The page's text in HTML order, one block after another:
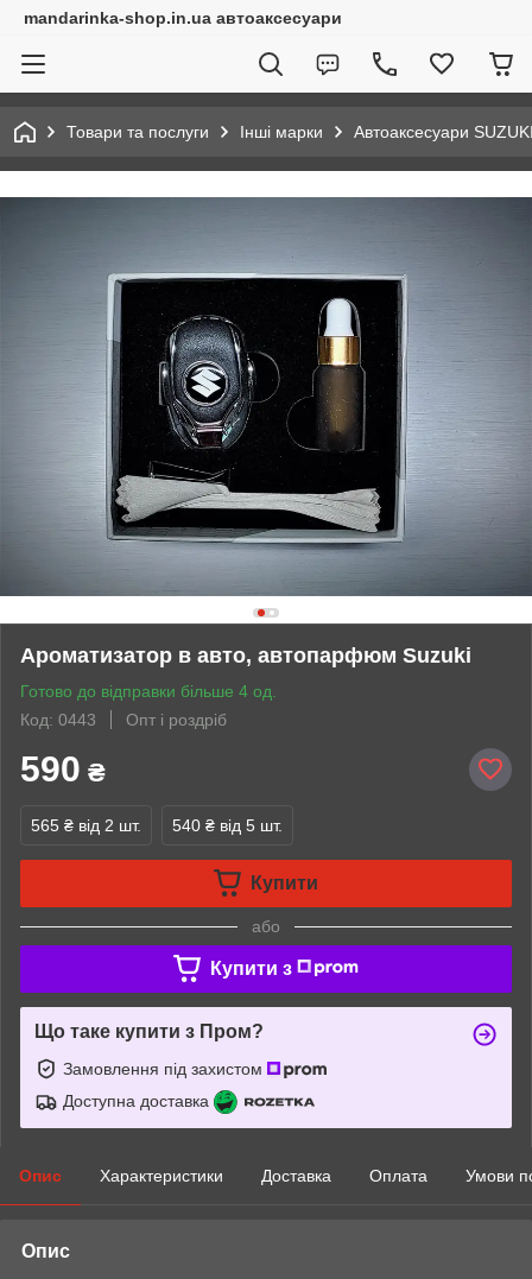
mandarinka-shop.in.ua автоаксесуари
Товари та послуги Інші марки Автоаксесуари
Ароматизатор в авто, автопарфюм Suzuki
Готово до відправки більше 4 од.
Код: 0443
Опт і роздріб
590 ₴
565 ₴ від 2 шт. 540 ₴ від 5 шт.
Купити
або
Купити з
Що таке купити з Пром?
Замовлення під захистом
Доступна доставка
Опис Характеристики Доставка Оплата Умови
Опис